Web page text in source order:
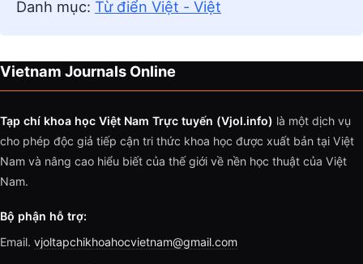
Danh mục: Từ điển Việt - Việt
Vietnam Journals Online
Tạp chí khoa học Việt Nam Trực tuyến (Vjol.info) là một dịch vụ
cho phép độc giả tiếp cận tri thức khoa học được xuất bản tại Việt
Nam và nâng cao hiểu biết của thế giới về nền học thuật của Việt
Nam.
Bộ phận hỗ trợ:
Email. vjoltapchikhoahocvietnam@gmail.com